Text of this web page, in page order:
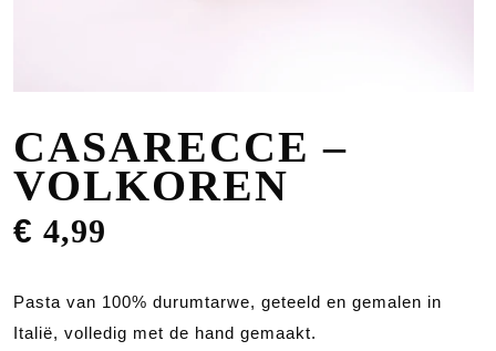
CASARECCE –
VOLKOREN
€ 4,99
Pasta van 100% durumtarwe, geteeld en gemalen in
Italië, volledig met de hand gemaakt.